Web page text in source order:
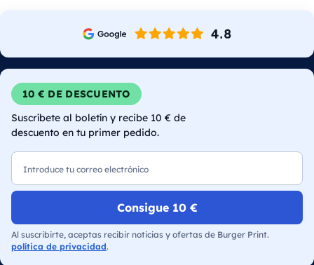
10 € DE DESCUENTO
Suscríbete al boletín y recibe 10 € de
descuento en tu primer pedido.
Consigue 10 €
Al suscribirte, aceptas recibir noticias y ofertas de Burger Print.
política de privacidad.